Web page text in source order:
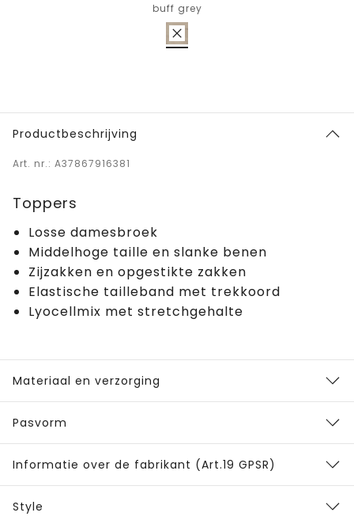
buff grey
Productbeschrijving
Art. nr.: A37867916381
Toppers
Losse damesbroek
Middelhoge taille en slanke benen
Zijzakken en opgestikte zakken
Elastische tailleband met trekkoord
Lyocellmix met stretchgehalte
Materiaal en verzorging
Pasvorm
Informatie over de fabrikant (Art.19 GPSR)
Style